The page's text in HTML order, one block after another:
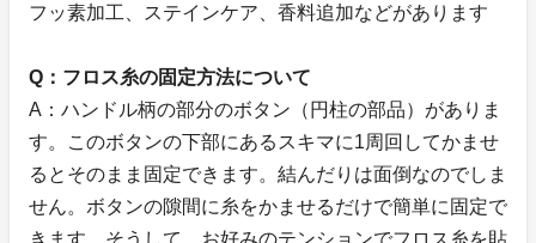
フッ素加工、ステインケア、香料追加などがあります
Q：フロス糸の固定方法について
A：ハンドル柄の部分のボタン（円柱の部品）がありま
す。このボタンの下部にあるスキマに1周回してかませ
るとそのまま固定できます。結んだりは面倒なのでしま
せん。ボタンの隙間に糸をかませるだけで簡単に固定で
きます。そうして、お好みのテンションでフロス糸を貼